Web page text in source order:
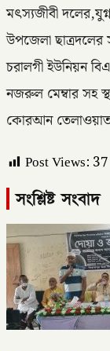
মৎস্যজীবী
উপজেলা
চরালগী ইউনিয়ন
নজরুল মেম্বার সহ
কোরআন তেলাওয়াত
Post Views: 37
সংশ্লিষ্ট সংবাদ